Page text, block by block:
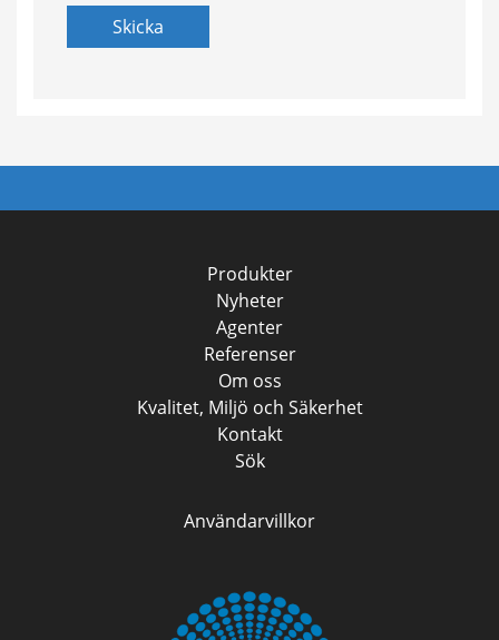
Skicka
Produkter
Nyheter
Agenter
Referenser
Om oss
Kvalitet, Miljö och Säkerhet
Kontakt
Sök
Användarvillkor